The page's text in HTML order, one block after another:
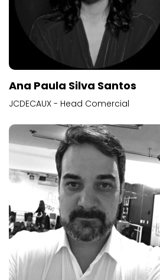
Ana Paula Silva Santos
JCDECAUX - Head Comercial